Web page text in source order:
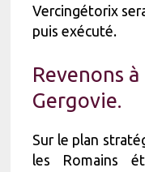
Vercingétorix
puis exécuté.
Revenons
Gergovie.
Sur le plan
les Romains